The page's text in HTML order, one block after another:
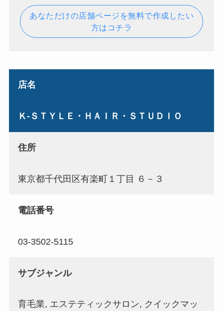
あなただけの店舗ページを無料で作成したい
方はコチラ
店名
Ｋ‐ＳＴＹＬＥ・ＨＡＩＲ・ＳＴＵＤＩＯ
住所
東京都千代田区有楽町１丁目 ６－３
電話番号
03-3502-5115
サブジャンル
育毛業, エステティックサロン, クイックマッ